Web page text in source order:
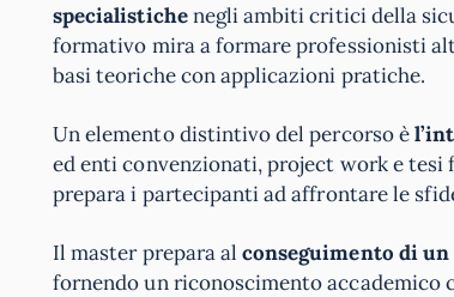
specialistichenegli ambiti critici della
formativo mira a formare professionisti
basi teoriche con applicazioni pratiche.
Un elemento distintivo del percorso è
ed enti convenzionati, project work e tesi
prepara i partecipanti ad affrontare le
Il master prepara alconseguimento di
fornendo un riconoscimento